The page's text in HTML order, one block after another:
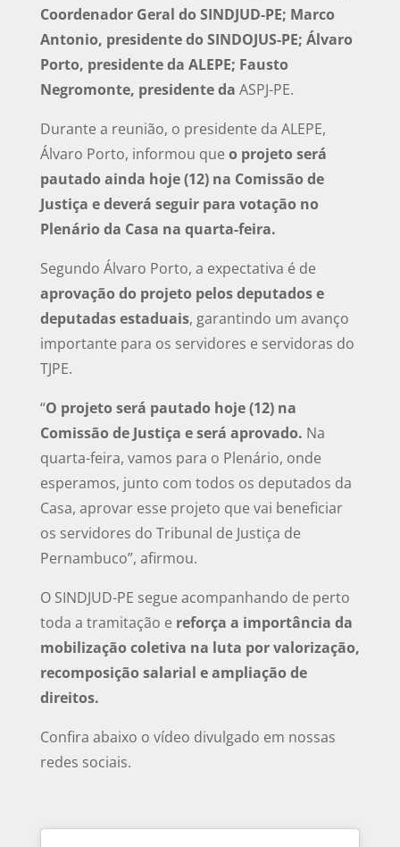
Coordenador Geral do SINDJUD-PE; Marco
Antonio, presidente do SINDOJUS-PE; Álvaro
Porto, presidente da ALEPE; Fausto
Negromonte, presidente da ASPJ-PE.
Durante a reunião, o presidente da ALEPE,
Álvaro Porto, informou que o projeto será
pautado ainda hoje (12) na Comissão de
Justiça e deverá seguir para votação no
Plenário da Casa na quarta-feira.
Segundo Álvaro Porto, a expectativa é de
aprovação do projeto pelos deputados e
deputadas estaduais, garantindo um avanço
importante para os servidores e servidoras do
TJPE.
“O projeto será pautado hoje (12) na
Comissão de Justiça e será aprovado. Na
quarta-feira, vamos para o Plenário, onde
esperamos, junto com todos os deputados da
Casa, aprovar esse projeto que vai beneficiar
os servidores do Tribunal de Justiça de
Pernambuco”, afirmou.
O SINDJUD-PE segue acompanhando de perto
toda a tramitação e reforça a importância da
mobilização coletiva na luta por valorização,
recomposição salarial e ampliação de
direitos.
Confira abaixo o vídeo divulgado em nossas
redes sociais.